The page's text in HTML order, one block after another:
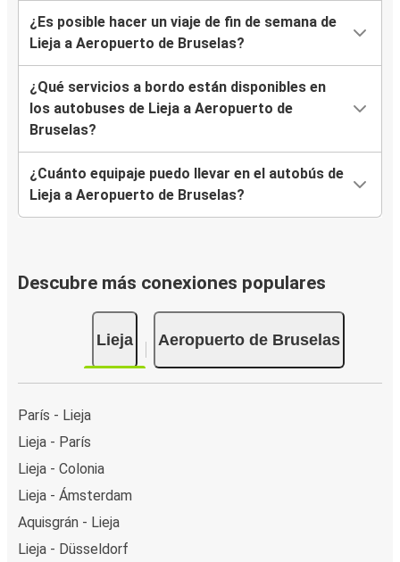
¿Es posible hacer un viaje de fin de semana de
Lieja a Aeropuerto de Bruselas?
¿Qué servicios a bordo están disponibles en
los autobuses de Lieja a Aeropuerto de
Bruselas?
¿Cuánto equipaje puedo llevar en el autobús de
Lieja a Aeropuerto de Bruselas?
Descubre más conexiones populares
Lieja Aeropuerto de Bruselas
París - Lieja
Lieja - París
Lieja - Colonia
Lieja - Ámsterdam
Aquisgrán - Lieja
Lieja - Düsseldorf